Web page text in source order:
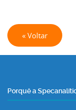
« Voltar
Porquê a